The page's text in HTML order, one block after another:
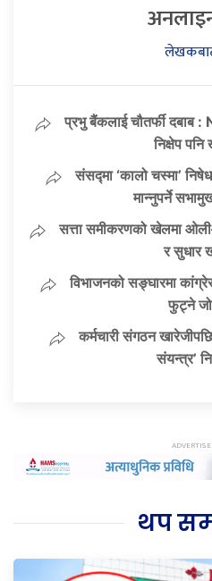
प्रभु बैंकलाई चौतर्फी दबाब :
निक्षेप पनि
संसद्मा ‘कालो चस्मा’
मान्नुपर्ने
सत्ता समीकरणको खेलमा
र सुधार
विभाजनको सङ्घारमा
फुट्ने
कर्मचारी संगठन
संयन्त्र’
थप